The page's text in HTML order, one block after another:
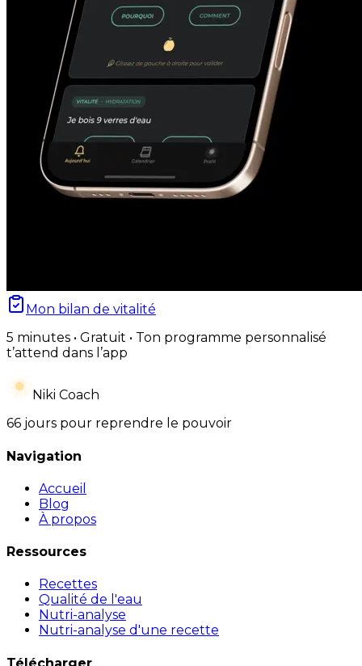
Mon bilan de vitalité
5 minutes • Gratuit • Ton programme personnalisé
t’attend dans l’app
Niki Coach
66 jours pour reprendre le pouvoir
Navigation
Accueil
Blog
À propos
Ressources
Recettes
Qualité de l'eau
Nutri-analyse
Nutri-analyse d'une recette
Télécharger